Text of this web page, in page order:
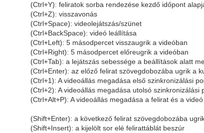
(Ctrl+Y): feliratok sorba rendezése kezdő időpont
(Ctrl+Z): visszavonás
(Ctrl+Space): videolejátszás/szünet
(Ctrl+BackSpace): videó leállítása
(Ctrl+Left): 5 másodpercet visszaugrik a videóban
(Ctrl+Right): 5 másodpercet előreugrik a videóban
(Ctrl+Tab): a lejátszás sebessége a beállítások alatt
(Ctrl+Enter): az előző felirat szövegdobozába ugrik a
(Ctrl+1): A videoállás megadása első szinkronizálási
(Ctrl+2): A videoállás megadása utolsó szinkronizálási
(Ctrl+Alt+P): A videoállás megadása a felirat és a
(Shift+Enter): a következő felirat szövegdobozába
(Shift+Insert): a kijelölt sor elé felirattáblát beszúr